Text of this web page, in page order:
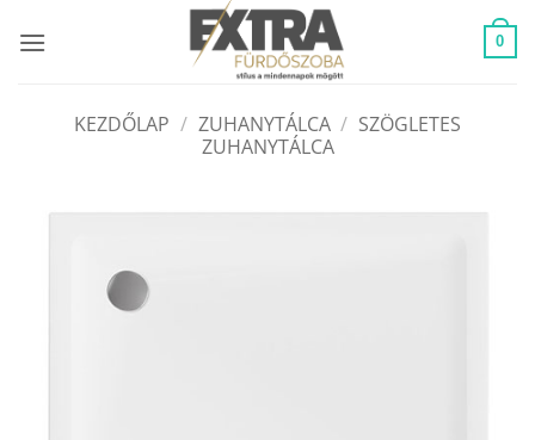
0
KEZDŐLAP / ZUHANYTÁLCA / SZÖGLETES
ZUHANYTÁLCA